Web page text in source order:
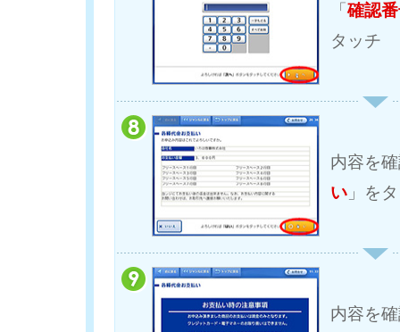
「確認
タッチ
内容を
い 」を
内容を